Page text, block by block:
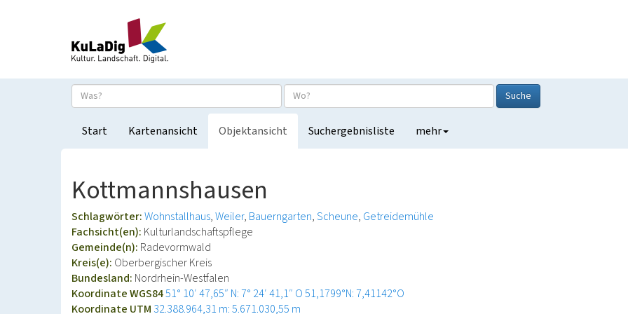
Suche
Start Kartenansicht Objektansicht Suchergebnisliste mehr
Kottmannshausen
Schlagwörter:Wohnstallhaus Weiler Bauerngarten Scheune Getreidemühle
Fachsicht(en): Kulturlandschaftspflege
Gemeinde(n): Radevormwald
Kreis(e): Oberbergischer Kreis
Bundesland: Nordrhein-Westfalen
Koordinate WGS8451° 10′ 47,65″ N: 7° 24′ 41,1″ O51,1799°N: 7,41142°O
Koordinate UTM 32.388.964,31 m: 5.671.030,55 m